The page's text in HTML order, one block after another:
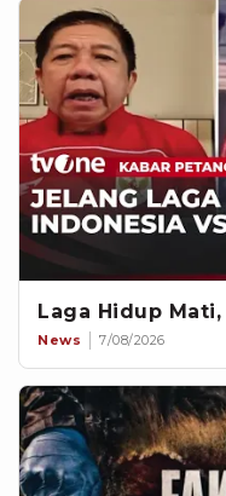
Laga Hidup
News 7/08/2026